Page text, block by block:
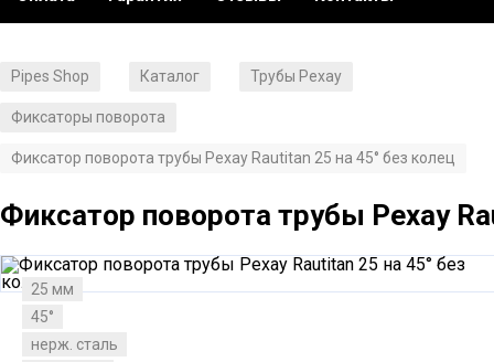
Pipes Shop Каталог Трубы Рехау
Фиксаторы поворота
Фиксатор поворота трубы Рехау Rautitan 25 на 45° без колец
Фиксатор поворота трубы Рехау
25 мм
45°
нерж. сталь